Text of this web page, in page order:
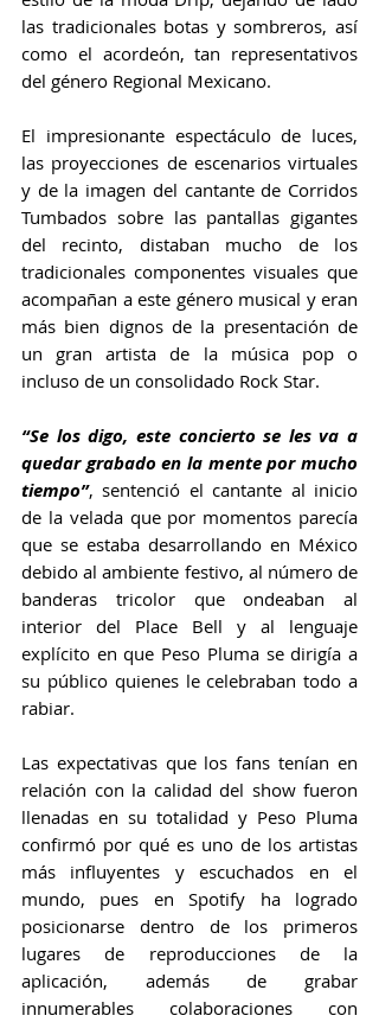
las tradicionales botas y sombreros, así
como el acordeón, tan representativos
del género Regional Mexicano.
El impresionante espectáculo de luces,
las proyecciones de escenarios virtuales
y de la imagen del cantante de Corridos
Tumbados sobre las pantallas gigantes
del recinto, distaban mucho de los
tradicionales componentes visuales que
acompañan a este género musical y eran
más bien dignos de la presentación de
un gran artista de la música pop o
incluso de un consolidado Rock Star.
“Se los digo, este concierto se les va a
quedar grabado en la mente por mucho
tiempo”, sentenció el cantante al inicio
de la velada que por momentos parecía
que se estaba desarrollando en México
debido al ambiente festivo, al número de
banderas tricolor que ondeaban al
interior del Place Bell y al lenguaje
explícito en que Peso Pluma se dirigía a
su público quienes le celebraban todo a
rabiar.
Las expectativas que los fans tenían en
relación con la calidad del show fueron
llenadas en su totalidad y Peso Pluma
confirmó por qué es uno de los artistas
más influyentes y escuchados en el
mundo, pues en Spotify ha logrado
posicionarse dentro de los primeros
lugares de reproducciones de la
aplicación, además de grabar
innumerables colaboraciones con